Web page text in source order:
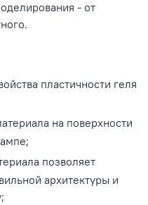
- от
пластичности геля
на поверхности
позволяет
архитектуры и